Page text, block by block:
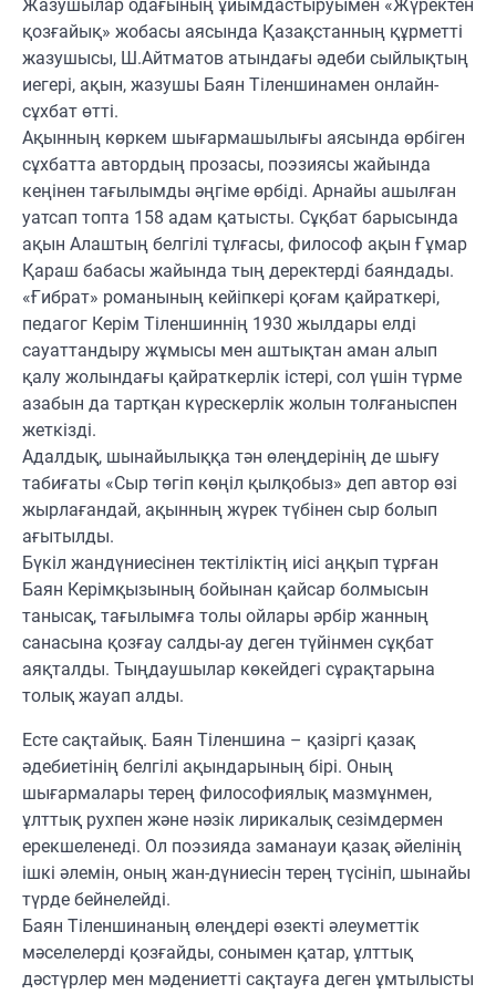
Жазушылар одағының ұйымдастыруымен «Жүректен
қозғайық» жобасы аясында Қазақстанның құрметті
жазушысы, Ш.Айтматов атындағы әдеби сыйлықтың
иегері, ақын, жазушы Баян Тіленшинамен онлайн-
сұхбат өтті.
Ақынның көркем шығармашылығы аясында өрбіген
сұхбатта автордың прозасы, поэзиясы жайында
кеңінен тағылымды әңгіме өрбіді. Арнайы ашылған
уатсап топта 158 адам қатысты. Сұқбат барысында
ақын Алаштың белгілі тұлғасы, философ ақын Ғұмар
Қараш бабасы жайында тың деректерді баяндады.
«Ғибрат» романының кейіпкері қоғам қайраткері,
педагог Керім Тіленшиннің 1930 жылдары елді
сауаттандыру жұмысы мен аштықтан аман алып
қалу жолындағы қайраткерлік істері, сол үшін түрме
азабын да тартқан күрескерлік жолын толғаныспен
жеткізді.
Адалдық, шынайылыққа тән өлеңдерінің де шығу
табиғаты «Сыр төгіп көңіл қылқобыз» деп автор өзі
жырлағандай, ақынның жүрек түбінен сыр болып
ағытылды.
Бүкіл жандүниесінен тектіліктің иісі аңқып тұрған
Баян Керімқызының бойынан қайсар болмысын
танысақ, тағылымға толы ойлары әрбір жанның
санасына қозғау салды-ау деген түйінмен сұқбат
аяқталды. Тыңдаушылар көкейдегі сұрақтарына
толық жауап алды.
Есте сақтайық. Баян Тіленшина – қазіргі қазақ
әдебиетінің белгілі ақындарының бірі. Оның
шығармалары терең философиялық мазмұнмен,
ұлттық рухпен және нәзік лирикалық сезімдермен
ерекшеленеді. Ол поэзияда заманауи қазақ әйелінің
ішкі әлемін, оның жан-дүниесін терең түсініп, шынайы
түрде бейнелейді.
Баян Тіленшинаның өлеңдері өзекті әлеуметтік
мәселелерді қозғайды, сонымен қатар, ұлттық
дәстүрлер мен мәдениетті сақтауға деген ұмтылысты